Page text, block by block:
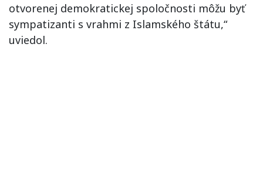
otvorenej demokratickej spoločnosti môžu byť
sympatizanti s vrahmi z Islamského štátu,“
uviedol.